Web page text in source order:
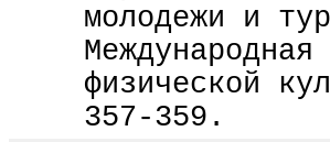
молодежи и
физической
357-359.